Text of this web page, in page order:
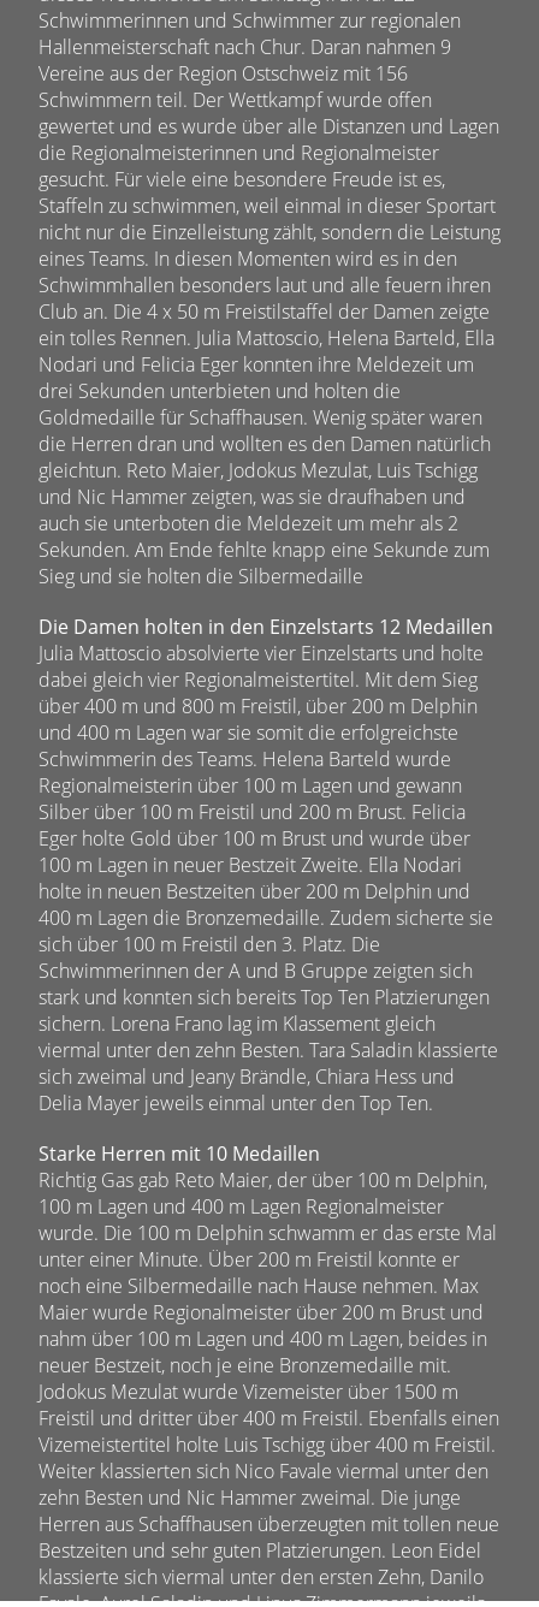
Schwimmerinnen und Schwimmer zur regionalen
Hallenmeisterschaft nach Chur. Daran nahmen 9
Vereine aus der Region Ostschweiz mit 156
Schwimmern teil. Der Wettkampf wurde offen
gewertet und es wurde über alle Distanzen und Lagen
die Regionalmeisterinnen und Regionalmeister
gesucht. Für viele eine besondere Freude ist es,
Staffeln zu schwimmen, weil einmal in dieser Sportart
nicht nur die Einzelleistung zählt, sondern die Leistung
eines Teams. In diesen Momenten wird es in den
Schwimmhallen besonders laut und alle feuern ihren
Club an. Die 4 x 50 m Freistilstaffel der Damen zeigte
ein tolles Rennen. Julia Mattoscio, Helena Barteld, Ella
Nodari und Felicia Eger konnten ihre Meldezeit um
drei Sekunden unterbieten und holten die
Goldmedaille für Schaffhausen. Wenig später waren
die Herren dran und wollten es den Damen natürlich
gleichtun. Reto Maier, Jodokus Mezulat, Luis Tschigg
und Nic Hammer zeigten, was sie draufhaben und
auch sie unterboten die Meldezeit um mehr als 2
Sekunden. Am Ende fehlte knapp eine Sekunde zum
Sieg und sie holten die Silbermedaille
Die Damen holten in den Einzelstarts 12 Medaillen
Julia Mattoscio absolvierte vier Einzelstarts und holte
dabei gleich vier Regionalmeistertitel. Mit dem Sieg
über 400 m und 800 m Freistil, über 200 m Delphin
und 400 m Lagen war sie somit die erfolgreichste
Schwimmerin des Teams. Helena Barteld wurde
Regionalmeisterin über 100 m Lagen und gewann
Silber über 100 m Freistil und 200 m Brust. Felicia
Eger holte Gold über 100 m Brust und wurde über
100 m Lagen in neuer Bestzeit Zweite. Ella Nodari
holte in neuen Bestzeiten über 200 m Delphin und
400 m Lagen die Bronzemedaille. Zudem sicherte sie
sich über 100 m Freistil den 3. Platz. Die
Schwimmerinnen der A und B Gruppe zeigten sich
stark und konnten sich bereits Top Ten Platzierungen
sichern. Lorena Frano lag im Klassement gleich
viermal unter den zehn Besten. Tara Saladin klassierte
sich zweimal und Jeany Brändle, Chiara Hess und
Delia Mayer jeweils einmal unter den Top Ten.
Starke Herren mit 10 Medaillen
Richtig Gas gab Reto Maier, der über 100 m Delphin,
100 m Lagen und 400 m Lagen Regionalmeister
wurde. Die 100 m Delphin schwamm er das erste Mal
unter einer Minute. Über 200 m Freistil konnte er
noch eine Silbermedaille nach Hause nehmen. Max
Maier wurde Regionalmeister über 200 m Brust und
nahm über 100 m Lagen und 400 m Lagen, beides in
neuer Bestzeit, noch je eine Bronzemedaille mit.
Jodokus Mezulat wurde Vizemeister über 1500 m
Freistil und dritter über 400 m Freistil. Ebenfalls einen
Vizemeistertitel holte Luis Tschigg über 400 m Freistil.
Weiter klassierten sich Nico Favale viermal unter den
zehn Besten und Nic Hammer zweimal. Die junge
Herren aus Schaffhausen überzeugten mit tollen neue
Bestzeiten und sehr guten Platzierungen. Leon Eidel
klassierte sich viermal unter den ersten Zehn, Danilo